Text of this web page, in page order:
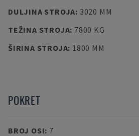
DULJINA STROJA: 3020 MM
TEŽINA STROJA: 7800 KG
ŠIRINA STROJA: 1800 MM
POKRET
BROJ OSI: 7